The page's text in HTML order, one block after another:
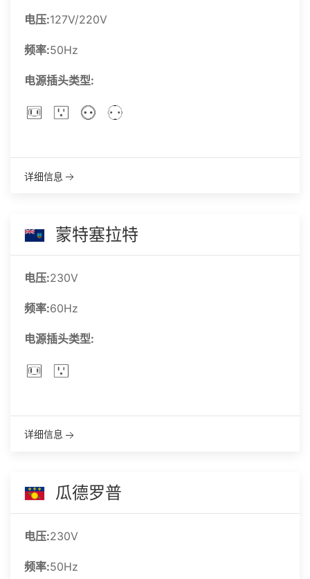
电压:127V/220V
频率:50Hz
电源插头类型:
详细信息
蒙特塞拉特
电压:230V
频率:60Hz
电源插头类型:
详细信息
瓜德罗普
电压:230V
频率:50Hz